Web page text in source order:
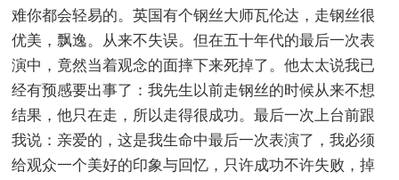
难你都会轻易的。英国有个钢丝大师瓦伦达，走钢丝很
优美，飘逸。从来不失误。但在五十年代的最后一次表
演中，竟然当着观念的面摔下来死掉了。他太太说我已
经有预感要出事了：我先生以前走钢丝的时候从来不想
结果，他只在走，所以走得很成功。最后一次上台前跟
我说：亲爱的，这是我生命中最后一次表演了，我必须
给观众一个美好的印象与回忆，只许成功不许失败，掉